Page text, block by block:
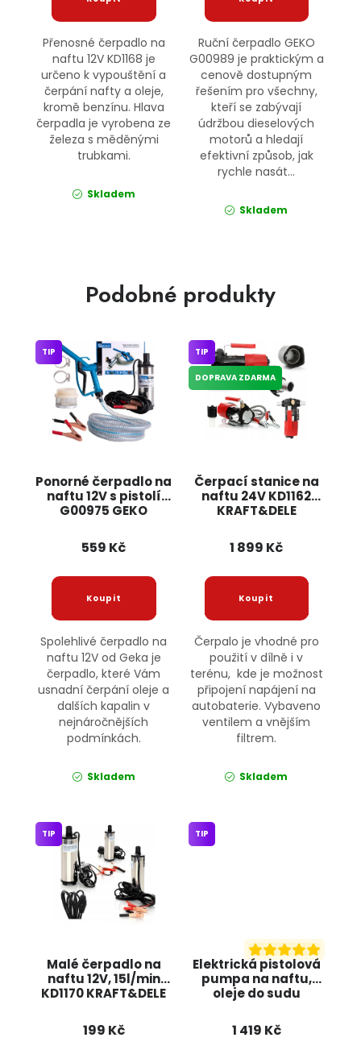
Přenosné čerpadlo na
naftu 12V KD1168 je
určeno k vypouštění a
čerpání nafty a oleje,
kromě benzínu. Hlava
čerpadla je vyrobena ze
železa s měděnými
trubkami.
Skladem
Ruční čerpadlo GEKO
G00989 je praktickým a
cenově dostupným
řešením pro všechny,
kteří se zabývají
údržbou dieselových
motorů a hledají
efektivní způsob, jak
rychle nasát...
Skladem
Podobné produkty
Ponorné čerpadlo na
naftu 12V s pistolí
G00975 GEKO
TIP
559 Kč
Spolehlivé čerpadlo na
naftu 12V od Geka je
čerpadlo, které Vám
usnadní čerpání oleje a
dalších kapalin v
nejnáročnějších
podmínkách.
Skladem
Čerpací stanice na
naftu 24V KD1162
KRAFT&DELE
TIP
DOPRAVA ZDARMA
1 899 Kč
Čerpalo je vhodné pro
použití v dílně i v
terénu, kde je možnost
připojení napájení na
autobaterie. Vybaveno
ventilem a vnějším
filtrem.
Skladem
Malé čerpadlo na
naftu 12V, 15l/min
KD1170 KRAFT&DELE
TIP
199 Kč
Elektrická pistolová
pumpa na naftu,
oleje do sudu
TIP
1 419 Kč